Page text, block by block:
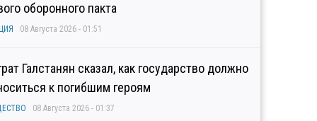
оборонного пакта
08 Августа 2026 - 01:51
Галстанян сказал, как государство должно
к погибшим героям
08 Августа 2026 - 01:37